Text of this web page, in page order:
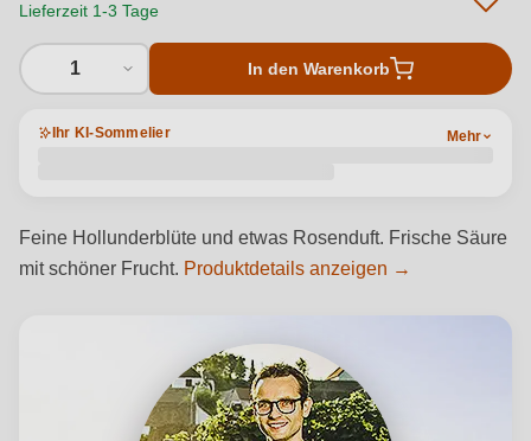
Lieferzeit 1-3 Tage
1 In den Warenkorb
Ihr KI-Sommelier Mehr
Feine Hollunderblüte und etwas Rosenduft. Frische Säure
mit schöner Frucht. Produktdetails anzeigen →